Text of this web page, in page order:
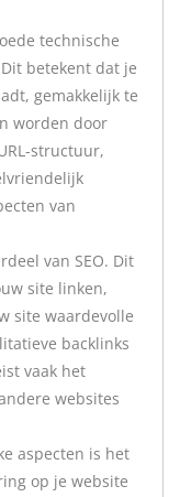
technische
betekent dat je
gemakkelijk te
worden door
structuur,
van
van SEO. Dit
site linken,
site waardevolle
backlinks
vaak het
websites
aspecten is het
op je website